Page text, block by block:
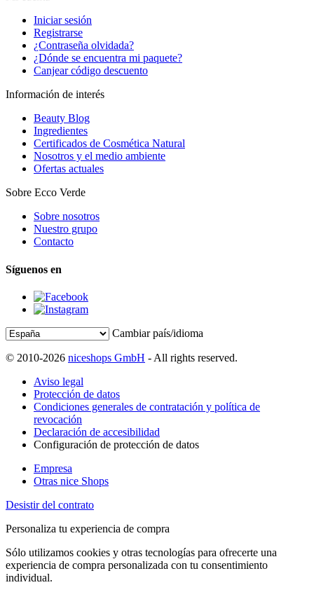
Iniciar sesión
Registrarse
¿Contraseña olvidada?
¿Dónde se encuentra mi paquete?
Canjear código descuento
Información de interés
Beauty Blog
Ingredientes
Certificados de Cosmética Natural
Nosotros y el medio ambiente
Ofertas actuales
Sobre Ecco Verde
Sobre nosotros
Nuestro grupo
Contacto
Síguenos en
Cambiar país/idioma
© 2010-2026 niceshops GmbH - All rights reserved.
Aviso legal
Protección de datos
Condiciones generales de contratación y política de
revocación
Declaración de accesibilidad
Configuración de protección de datos
Empresa
Otras nice Shops
Desistir del contrato
Personaliza tu experiencia de compra
Sólo utilizamos cookies y otras tecnologías para ofrecerte una
experiencia de compra personalizada con tu consentimiento
individual.